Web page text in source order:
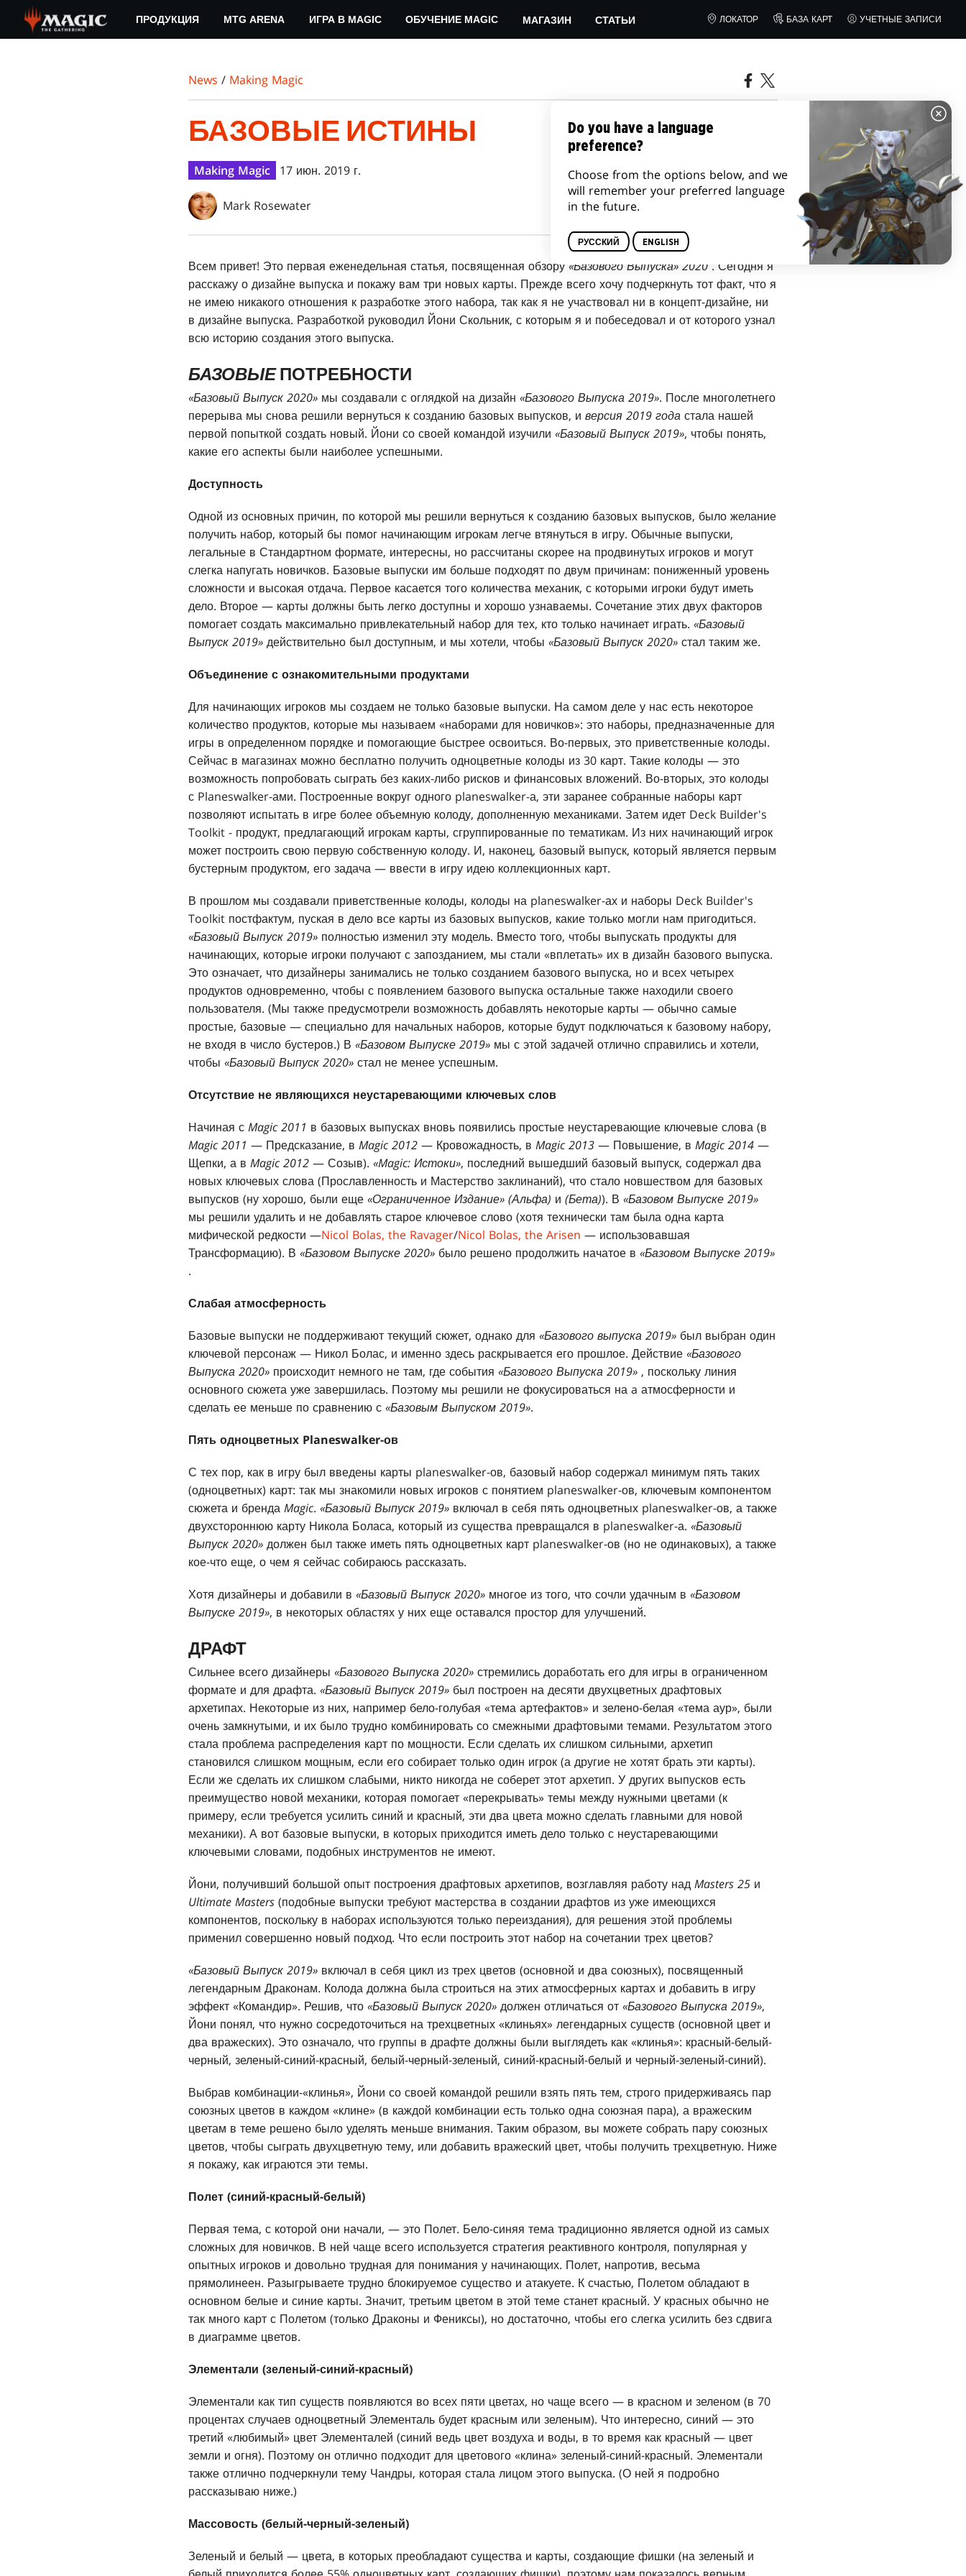
main
ПРОДУКЦИЯ MTG ARENA ИГРА В MAGIC ОБУЧЕНИЕ MAGIC МАГАЗИН СТАТЬИ ЛОКАТОР БАЗА КАРТ УЧЕТНЫЕ ЗАПИСИ
News / Making Magic
БАЗОВЫЕ ИСТИНЫ
Making Magic 17 июн. 2019 г.
Mark Rosewater
Всем привет! Это первая еженедельная статья, посвященная обзору «Базового Выпуска» 2020 . Сегодня я
расскажу о дизайне выпуска и покажу вам три новых карты. Прежде всего хочу подчеркнуть тот факт, что я
не имею никакого отношения к разработке этого набора, так как я не участвовал ни в концепт-дизайне, ни
в дизайне выпуска. Разработкой руководил Йони Скольник, с которым я и побеседовал и от которого узнал
всю историю создания этого выпуска.
БАЗОВЫЕПОТРЕБНОСТИ
«Базовый Выпуск 2020» мы создавали с оглядкой на дизайн «Базового Выпуска 2019». После многолетнего
перерыва мы снова решили вернуться к созданию базовых выпусков, и версия 2019 года стала нашей
первой попыткой создать новый. Йони со своей командой изучили «Базовый Выпуск 2019», чтобы понять,
какие его аспекты были наиболее успешными.
Доступность
Одной из основных причин, по которой мы решили вернуться к созданию базовых выпусков, было желание
получить набор, который бы помог начинающим игрокам легче втянуться в игру. Обычные выпуски,
легальные в Стандартном формате, интересны, но рассчитаны скорее на продвинутых игроков и могут
слегка напугать новичков. Базовые выпуски им больше подходят по двум причинам: пониженный уровень
сложности и высокая отдача. Первое касается того количества механик, с которыми игроки будут иметь
дело. Второе — карты должны быть легко доступны и хорошо узнаваемы. Сочетание этих двух факторов
помогает создать максимально привлекательный набор для тех, кто только начинает играть. «Базовый
Выпуск 2019» действительно был доступным, и мы хотели, чтобы «Базовый Выпуск 2020» стал таким же.
Объединение с ознакомительными продуктами
Для начинающих игроков мы создаем не только базовые выпуски. На самом деле у нас есть некоторое
количество продуктов, которые мы называем «наборами для новичков»: это наборы, предназначенные для
игры в определенном порядке и помогающие быстрее освоиться. Во-первых, это приветственные колоды.
Сейчас в магазинах можно бесплатно получить одноцветные колоды из 30 карт. Такие колоды — это
возможность попробовать сыграть без каких-либо рисков и финансовых вложений. Во-вторых, это колоды
с Planeswalker-ами. Построенные вокруг одного planeswalker-а, эти заранее собранные наборы карт
позволяют испытать в игре более объемную колоду, дополненную механиками. Затем идет Deck Builder's
Toolkit - продукт, предлагающий игрокам карты, сгруппированные по тематикам. Из них начинающий игрок
может построить свою первую собственную колоду. И, наконец, базовый выпуск, который является первым
бустерным продуктом, его задача — ввести в игру идею коллекционных карт.
В прошлом мы создавали приветственные колоды, колоды на planeswalker-ах и наборы Deck Builder's
Toolkit постфактум, пуская в дело все карты из базовых выпусков, какие только могли нам пригодиться.
«Базовый Выпуск 2019» полностью изменил эту модель. Вместо того, чтобы выпускать продукты для
начинающих, которые игроки получают с запозданием, мы стали «вплетать» их в дизайн базового выпуска.
Это означает, что дизайнеры занимались не только созданием базового выпуска, но и всех четырех
продуктов одновременно, чтобы с появлением базового выпуска остальные также находили своего
пользователя. (Мы также предусмотрели возможность добавлять некоторые карты — обычно самые
простые, базовые — специально для начальных наборов, которые будут подключаться к базовому набору,
не входя в число бустеров.) В «Базовом Выпуске 2019» мы с этой задачей отлично справились и хотели,
чтобы «Базовый Выпуск 2020» стал не менее успешным.
Отсутствие не являющихся неустаревающими ключевых слов
Начиная с Magic 2011 в базовых выпусках вновь появились простые неустаревающие ключевые слова (в
Magic 2011 — Предсказание, в Magic 2012 — Кровожадность, в Magic 2013 — Повышение, в Magic 2014 —
Щепки, а в Magic 2012 — Созыв). «Magic: Истоки», последний вышедший базовый выпуск, содержал два
новых ключевых слова (Прославленность и Мастерство заклинаний), что стало новшеством для базовых
выпусков (ну хорошо, были еще «Ограниченное Издание» (Альфа) и (Бета)). В «Базовом Выпуске 2019»
мы решили удалить и не добавлять старое ключевое слово (хотя технически там была одна карта
мифической редкости —Nicol Bolas, the Ravager/Nicol Bolas, the Arisen — использовавшая
Трансформацию). В «Базовом Выпуске 2020» было решено продолжить начатое в «Базовом Выпуске 2019»
.
Слабая атмосферность
Базовые выпуски не поддерживают текущий сюжет, однако для «Базового выпуска 2019» был выбран один
ключевой персонаж — Никол Болас, и именно здесь раскрывается его прошлое. Действие «Базового
Выпуска 2020» происходит немного не там, где события «Базового Выпуска 2019» , поскольку линия
основного сюжета уже завершилась. Поэтому мы решили не фокусироваться на a атмосферности и
сделать ее меньше по сравнению с «Базовым Выпуском 2019».
Пять одноцветных Planeswalker-ов
С тех пор, как в игру был введены карты planeswalker-ов, базовый набор содержал минимум пять таких
(одноцветных) карт: так мы знакомили новых игроков с понятием planeswalker-ов, ключевым компонентом
сюжета и бренда Magic. «Базовый Выпуск 2019» включал в себя пять одноцветных planeswalker-ов, а также
двухстороннюю карту Никола Боласа, который из существа превращался в planeswalker-а. «Базовый
Выпуск 2020» должен был также иметь пять одноцветных карт planeswalker-ов (но не одинаковых), а также
кое-что еще, о чем я сейчас собираюсь рассказать.
Хотя дизайнеры и добавили в «Базовый Выпуск 2020» многое из того, что сочли удачным в «Базовом
Выпуске 2019», в некоторых областях у них еще оставался простор для улучшений.
ДРАФТ
Сильнее всего дизайнеры «Базового Выпуска 2020» стремились доработать его для игры в ограниченном
формате и для драфта. «Базовый Выпуск 2019» был построен на десяти двухцветных драфтовых
архетипах. Некоторые из них, например бело-голубая «тема артефактов» и зелено-белая «тема аур», были
очень замкнутыми, и их было трудно комбинировать со смежными драфтовыми темами. Результатом этого
стала проблема распределения карт по мощности. Если сделать их слишком сильными, архетип
становился слишком мощным, если его собирает только один игрок (а другие не хотят брать эти карты).
Если же сделать их слишком слабыми, никто никогда не соберет этот архетип. У других выпусков есть
преимущество новой механики, которая помогает «перекрывать» темы между нужными цветами (к
примеру, если требуется усилить синий и красный, эти два цвета можно сделать главными для новой
механики). А вот базовые выпуски, в которых приходится иметь дело только с неустаревающими
ключевыми словами, подобных инструментов не имеют.
Йони, получивший большой опыт построения драфтовых архетипов, возглавляя работу над Masters 25 и
Ultimate Masters (подобные выпуски требуют мастерства в создании драфтов из уже имеющихся
компонентов, поскольку в наборах используются только переиздания), для решения этой проблемы
применил совершенно новый подход. Что если построить этот набор на сочетании трех цветов?
«Базовый Выпуск 2019» включал в себя цикл из трех цветов (основной и два союзных), посвященный
легендарным Драконам. Колода должна была строиться на этих атмосферных картах и добавить в игру
эффект «Командир». Решив, что «Базовый Выпуск 2020» должен отличаться от «Базового Выпуска 2019»,
Йони понял, что нужно сосредоточиться на трехцветных «клиньях» легендарных существ (основной цвет и
два вражеских). Это означало, что группы в драфте должны были выглядеть как «клинья»: красный-белый-
черный, зеленый-синий-красный, белый-черный-зеленый, синий-красный-белый и черный-зеленый-синий).
Выбрав комбинации-«клинья», Йони со своей командой решили взять пять тем, строго придерживаясь пар
союзных цветов в каждом «клине» (в каждой комбинации есть только одна союзная пара), а вражеским
цветам в теме решено было уделять меньше внимания. Таким образом, вы можете собрать пару союзных
цветов, чтобы сыграть двухцветную тему, или добавить вражеский цвет, чтобы получить трехцветную. Ниже
я покажу, как играются эти темы.
Полет (синий-красный-белый)
Первая тема, с которой они начали, — это Полет. Бело-синяя тема традиционно является одной из самых
сложных для новичков. В ней чаще всего используется стратегия реактивного контроля, популярная у
опытных игроков и довольно трудная для понимания у начинающих. Полет, напротив, весьма
прямолинеен. Разыгрываете трудно блокируемое существо и атакуете. К счастью, Полетом обладают в
основном белые и синие карты. Значит, третьим цветом в этой теме станет красный. У красных обычно не
так много карт с Полетом (только Драконы и Фениксы), но достаточно, чтобы его слегка усилить без сдвига
в диаграмме цветов.
Элементали (зеленый-синий-красный)
Элементали как тип существ появляются во всех пяти цветах, но чаще всего — в красном и зеленом (в 70
процентах случаев одноцветный Элементаль будет красным или зеленым). Что интересно, синий — это
третий «любимый» цвет Элементалей (синий ведь цвет воздуха и воды, в то время как красный — цвет
земли и огня). Поэтому он отлично подходит для цветового «клина» зеленый-синий-красный. Элементали
также отлично подчеркнули тему Чандры, которая стала лицом этого выпуска. (О ней я подробно
рассказываю ниже.)
Массовость (белый-черный-зеленый)
Зеленый и белый — цвета, в которых преобладают существа и карты, создающие фишки (на зеленый и
Do you have a language
preference?
Choose from the options below, and we
will remember your preferred language
in the future.
РУССКИЙ ENGLISH